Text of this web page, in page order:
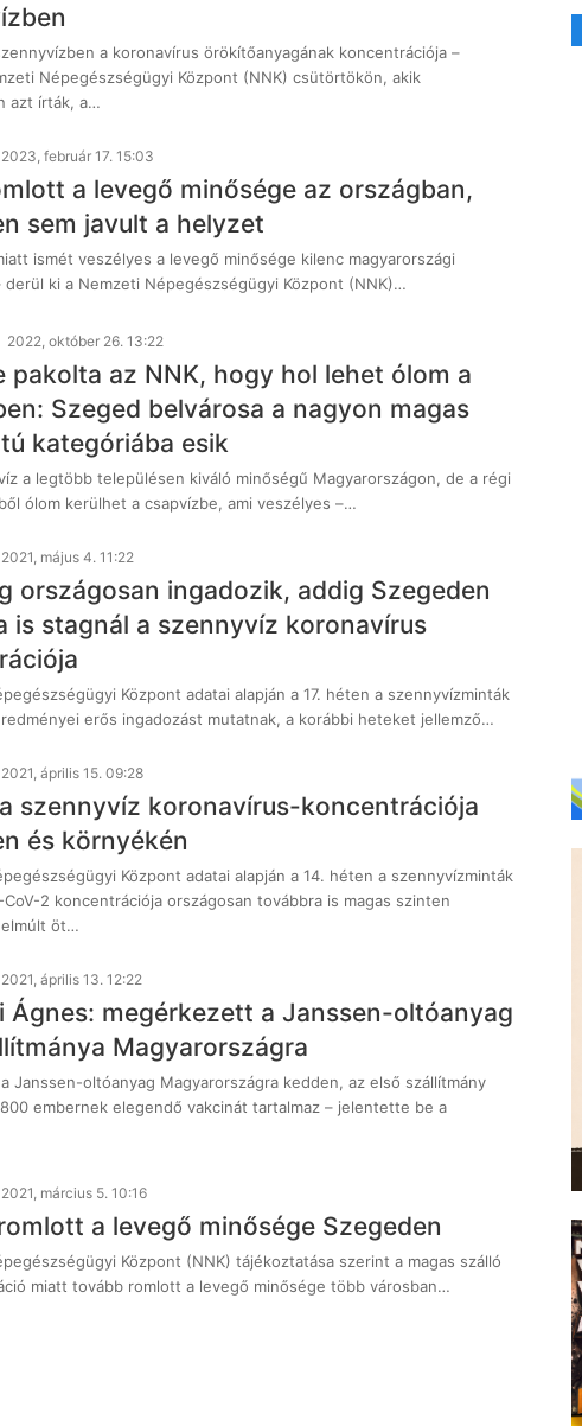
a koronavírus örökítőanyagának koncentrációja –
Népegészségügyi Központ (NNK) csütörtökön, akik
azt írták, a…
2023, február 17. 15:03
a levegő minősége az országban,
sem javult a helyzet
ismét veszélyes a levegő minősége kilenc magyarországi
ki a Nemzeti Népegészségügyi Központ (NNK)…
2022, október 26. 13:22
pakolta az NNK, hogy hol lehet ólom a
Szeged belvárosa a nagyon magas
kategóriába esik
a legtöbb településen kiváló minőségű Magyarországon, de a régi
ólom kerülhet a csapvízbe, ami veszélyes –…
2021, május 4. 11:22
országosan ingadozik, addig Szegeden
is stagnál a szennyvíz koronavírus
Központ adatai alapján a 17. héten a szennyvízminták
erős ingadozást mutatnak, a korábbi heteket jellemző…
2021, április 15. 09:28
szennyvíz koronavírus-koncentrációja
és környékén
Központ adatai alapján a 14. héten a szennyvízminták
CoV-2 koncentrációja országosan továbbra is magas szinten
elmúlt öt…
2021, április 13. 12:22
Ágnes: megérkezett a Janssen-oltóanyag
Magyarországra
Janssen-oltóanyag Magyarországra kedden, az első szállítmány
embernek elegendő vakcinát tartalmaz – jelentette be a
2021, március 5. 10:16
a levegő minősége Szegeden
Központ (NNK) tájékoztatása szerint a magas szálló
miatt tovább romlott a levegő minősége több városban…